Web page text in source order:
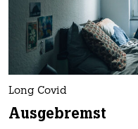
Long Covid
Ausgebremst